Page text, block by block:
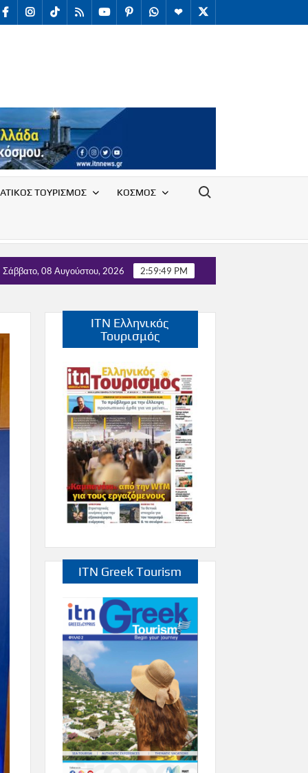
facebookInstagram
TikTokRSS youtubePinterestWhatsApp
Telegram
X
ΤΟΥΡΙΣΜΟΣ ΚΟΣΜΟΣ
Search for:
Υπαλλήλων Ε.Ο.Τ. με τον Τομέα Τουρισμού του κόμματος
Σάββατο, 08 Αυγούστου, 2026 2:59:50 PM
ITN Ελληνικός
Τουρισμός
ITN Greek Tourism